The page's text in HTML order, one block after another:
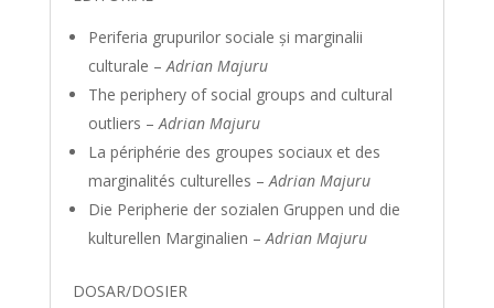
Periferia grupurilor sociale și marginalii
culturale –Adrian Majuru
The periphery of social groups and cultural
outliers –Adrian Majuru
La périphérie des groupes sociaux et des
marginalités culturelles –Adrian Majuru
Die Peripherie der sozialen Gruppen und die
kulturellen Marginalien –Adrian Majuru
DOSAR/DOSIER